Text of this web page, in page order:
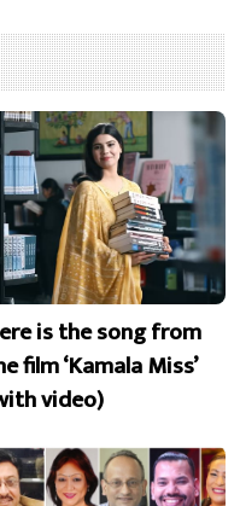
is the song from
film ‘Kamala Miss’
video)